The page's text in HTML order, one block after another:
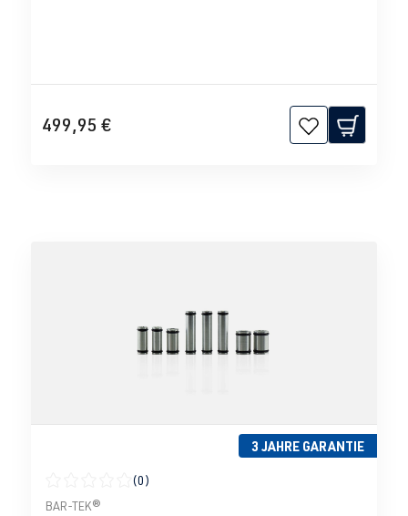
499,95 €
3 JAHRE GARANTIE
Durchschnittliche Bewertung von 0 von 5 Sternen
(0)
BAR-TEK®